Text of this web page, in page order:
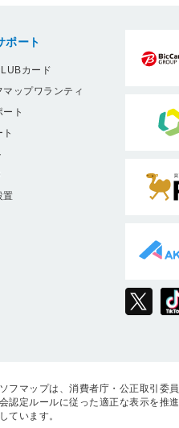
ポート
カード
ップワランティ
ト
置
ソフマップは、消費者庁・公正取引委員
会認定ルールに従った適正な表示を推進
しています。